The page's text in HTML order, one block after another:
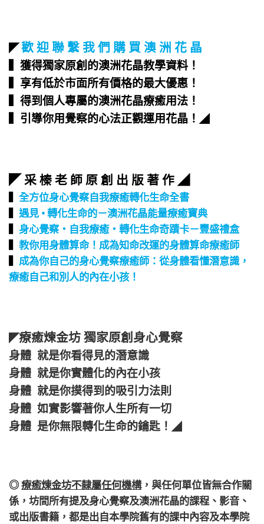
◤歡 迎 聯 繫 我 們 購 買 澳 洲 花 晶
▍獲得獨家原創的澳洲花晶教學資料！
▍享有低於市面所有價格的最大優惠！
▍得到個人專屬的澳洲花晶療癒用法！
▍引導你用覺察的心法正觀運用花晶！ ◢
◤ 采 榛 老 師 原 創 出 版 著 作 ◢
▍ 全方位身心覺察自我療癒轉化生命全書
▍ 遇見 • 轉化生命的－澳洲花晶能量療癒寶典
▍ 身心覺察‧自我療癒‧轉化生命奇蹟卡－豐盛禮盒
▍ 教你用身體算命！成為知命改運的身體算命療癒師
▍ 成為你自己的身心覺察療癒師：從身體看懂潛意識，
療癒自己和別人的內在小孩！
◤療癒煉金坊 獨家原創身心覺察
身體 就是你看得見的潛意識
身體 就是你實體化的內在小孩
身體 就是你摸得到的吸引力法則
身體 如實影響著你人生所有一切
身體 是你無限轉化生命的鑰匙！ ◢
◎療癒煉金坊不隸屬任何機構， 與任何單位皆無合作關
係， 坊間所有提及身心覺察及澳洲花晶的課程、影音、
或出版書籍，都是出自本學院舊有的課中內容及本學院